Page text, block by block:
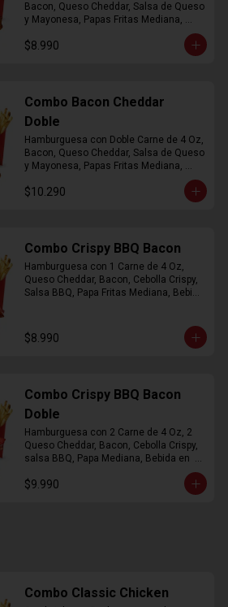
Bacon, Queso Cheddar, Salsa de Queso
y Mayonesa, Papas Fritas Mediana,
$8.990
Combo Bacon Cheddar
Doble
Hamburguesa con Doble Carne de 4 Oz,
Bacon, Queso Cheddar, Salsa de Queso
y Mayonesa, Papas Fritas Mediana,
$10.290
Combo Crispy BBQ Bacon
Hamburguesa con 1 Carne de 4 Oz,
Queso Cheddar, Bacon, Cebolla Crispy,
Salsa BBQ, Papa Fritas Mediana, Bebida
$8.990
Combo Crispy BBQ Bacon
Doble
Hamburguesa con 2 Carne de 4 Oz, 2
Queso Cheddar, Bacon, Cebolla Crispy,
salsa BBQ, Papa Mediana, Bebida en
$9.990
Combo Classic Chicken